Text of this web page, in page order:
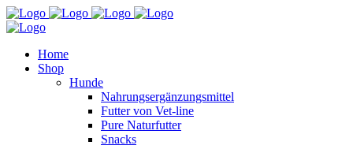
Home
Shop
Hunde
Nahrungsergänzungsmittel
Futter von Vet-line
Pure Naturfutter
Snacks